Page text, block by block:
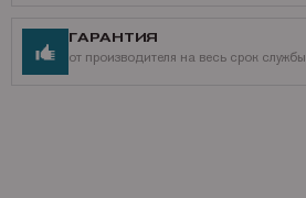
ГАРАНТИЯ
от производителя на весь срок службы